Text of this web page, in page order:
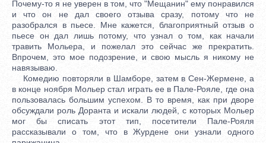
Почему-то я не уверен в том, что "Мещанин" ему понравился
и что он не дал своего отзыва сразу, потому что не
разобрался в пьесе. Мне кажется, благоприятный отзыв о
пьесе он дал лишь потому, что узнал о том, как начали
травить Мольера, и пожелал это сейчас же прекратить.
Впрочем, это мое подозрение, и свою мысль я никому не
навязываю.
Комедию повторяли в Шамборе, затем в Сен-Жермене, а
в конце ноября Мольер стал играть ее в Пале-Рояле, где она
пользовалась большим успехом. В то время, как при дворе
обсуждали роль Доранта и искали людей, с которых Мольер
мог бы списать этот тип, посетители Пале-Рояля
рассказывали о том, что в Журдене они узнали одного